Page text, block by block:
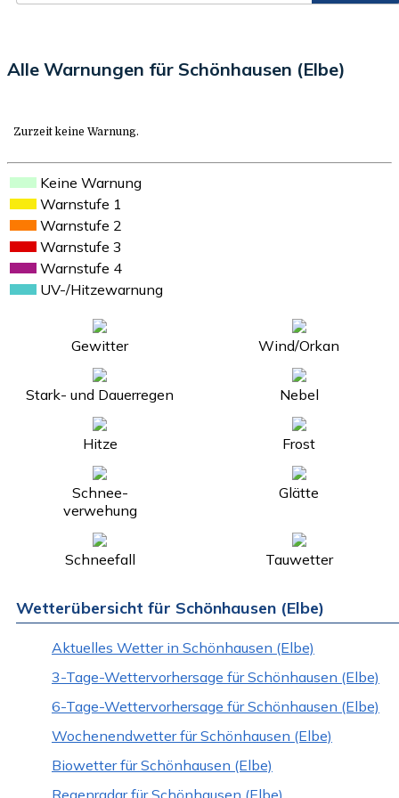
Alle Warnungen für Schönhausen (Elbe)
Zurzeit keine Warnung.
Keine Warnung
Warnstufe 1
Warnstufe 2
Warnstufe 3
Warnstufe 4
UV-/Hitzewarnung
Gewitter Wind/Orkan
Stark- und Dauerregen Nebel
Hitze Frost
Schnee-
verwehung
Glätte
Schneefall Tauwetter
Wetterübersicht für Schönhausen (Elbe)
Aktuelles Wetter in Schönhausen (Elbe)
3-Tage-Wettervorhersage für Schönhausen (Elbe)
6-Tage-Wettervorhersage für Schönhausen (Elbe)
Wochenendwetter für Schönhausen (Elbe)
Biowetter für Schönhausen (Elbe)
Regenradar für Schönhausen (Elbe)